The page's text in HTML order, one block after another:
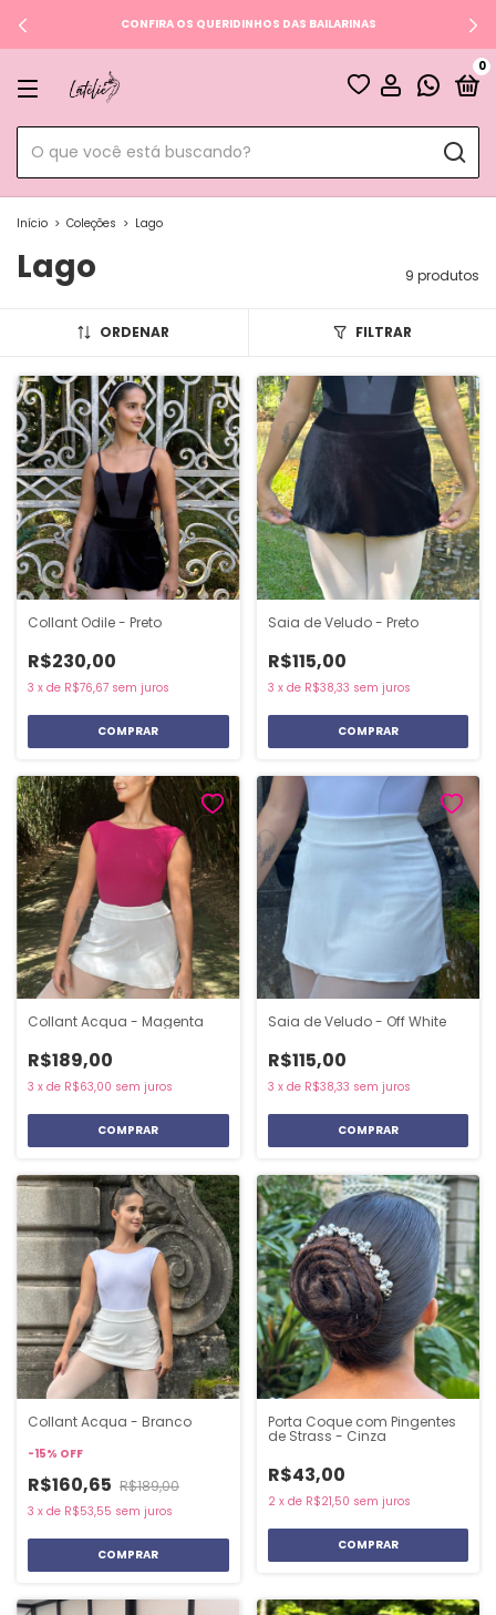
CONFIRA OS QUERIDINHOS DAS BAILARINAS
0
Início > Coleções > Lago
Lago 9 produtos
ORDENAR FILTRAR
Collant Odile - Preto
R$230,00
3 x de R$76,67 sem juros
COMPRAR
Saia de Veludo - Preto
R$115,00
3 x de R$38,33 sem juros
COMPRAR
Collant Acqua - Magenta
R$189,00
3 x de R$63,00 sem juros
COMPRAR
Saia de Veludo - Off White
R$115,00
3 x de R$38,33 sem juros
COMPRAR
Collant Acqua - Branco
-15% OFF
R$160,65 R$189,00
3 x de R$53,55 sem juros
COMPRAR
Porta Coque com Pingentes
de Strass - Cinza
R$43,00
2 x de R$21,50 sem juros